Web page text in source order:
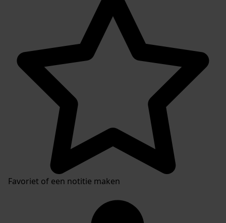
Favoriet of een notitie maken